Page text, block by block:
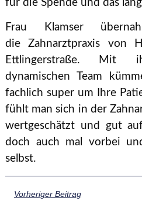
für die Spende und das
Frau Klamser
die Zahnarztpraxis von
Ettlingerstraße. Mit
dynamischen Team
fachlich super um Ihre
fühlt man sich in der
wertgeschätzt und gut
doch auch mal vorbei
selbst.
Vorheriger Beitrag